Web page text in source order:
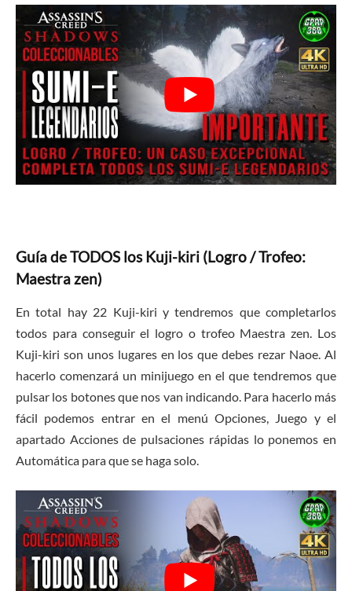
Guía de TODOS los Kuji-kiri (Logro / Trofeo:
Maestra zen)
En total hay 22 Kuji-kiri y tendremos que completarlos
todos para conseguir el logro o trofeo Maestra zen. Los
Kuji-kiri son unos lugares en los que debes rezar Naoe. Al
hacerlo comenzará un minijuego en el que tendremos que
pulsar los botones que nos van indicando. Para hacerlo más
fácil podemos entrar en el menú Opciones, Juego y el
apartado Acciones de pulsaciones rápidas lo ponemos en
Automática para que se haga solo.